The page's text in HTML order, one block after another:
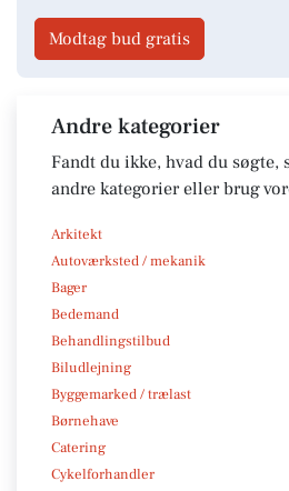
Modtag bud gratis
Andre kategorier
Fandt du ikke, hvad du søgte,
andre kategorier eller brug
Arkitekt
Autoværksted / mekanik
Bager
Bedemand
Behandlingstilbud
Biludlejning
Byggemarked / trælast
Børnehave
Catering
Cykelforhandler